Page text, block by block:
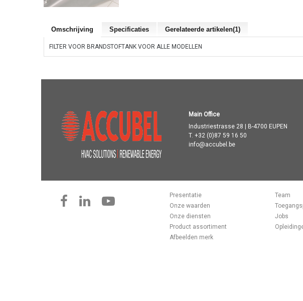
Omschrijving Specificaties Gerelateerde artikelen(1)
FILTER VOOR BRANDSTOFTANK VOOR ALLE MODELLEN
Main Office
Industriestrasse 28 | B-4700 EUPEN
T. +32 (0)87 59 16 50
info@accubel.be
Presentatie
Onze waarden
Onze diensten
Product assortiment
Afbeelden merk
Team
Jobs